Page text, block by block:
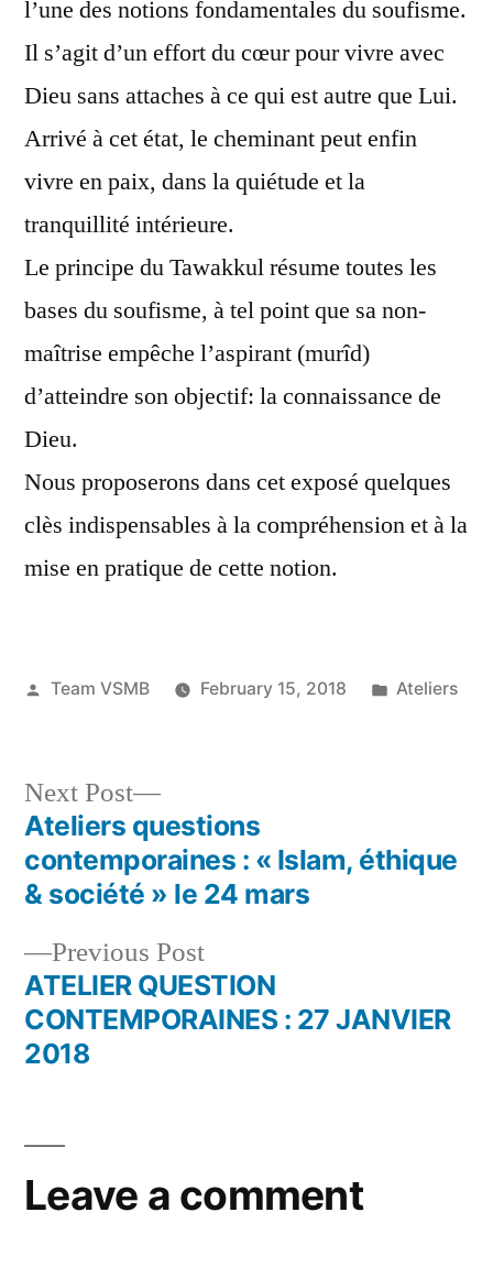
l’une des notions fondamentales du soufisme.
Il s’agit d’un effort du cœur pour vivre avec
Dieu sans attaches à ce qui est autre que Lui.
Arrivé à cet état, le cheminant peut enfin
vivre en paix, dans la quiétude et la
tranquillité intérieure.
Le principe du Tawakkul résume toutes les
bases du soufisme, à tel point que sa non-
maîtrise empêche l’aspirant (murîd)
d’atteindre son objectif: la connaissance de
Dieu.
Nous proposerons dans cet exposé quelques
clès indispensables à la compréhension et à la
mise en pratique de cette notion.
Posted
Team VSMB February 15, 2018
Posted
Ateliers
Post
navigation
Previous PostPrevious
post:
ATELIER QUESTION
CONTEMPORAINES : 27 JANVIER
2018
Next Post
Next
post:
Ateliers questions
contemporaines : « Islam, éthique
& société » le 24 mars
Leave a comment